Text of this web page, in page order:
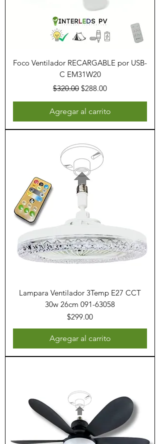
Foco Ventilador RECARGABLE por USB-
C EM31W20
Precio
$320.00 Precio de oferta
$288.00
Agregar al carrito
Lampara Ventilador 3Temp E27 CCT
30w 26cm 091-63058
Precio
$299.00
Agregar al carrito